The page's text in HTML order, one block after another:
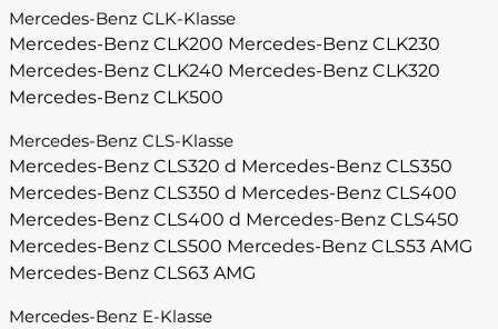
Mercedes-Benz CLK-Klasse
Mercedes-Benz CLK200 Mercedes-Benz CLK230
Mercedes-Benz CLK240 Mercedes-Benz CLK320
Mercedes-Benz CLK500
Mercedes-Benz CLS-Klasse
Mercedes-Benz CLS320 d Mercedes-Benz CLS350
Mercedes-Benz CLS350 d Mercedes-Benz CLS400
Mercedes-Benz CLS400 d Mercedes-Benz CLS450
Mercedes-Benz CLS500 Mercedes-Benz CLS53 AMG
Mercedes-Benz CLS63 AMG
Mercedes-Benz E-Klasse